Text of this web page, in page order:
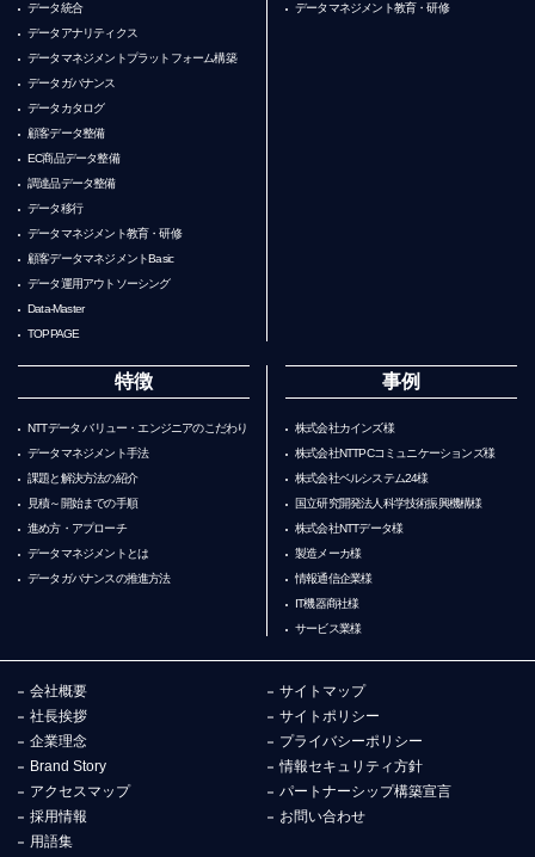
データ統合
データアナリティクス
データマネジメントプラットフォーム構築
データガバナンス
データカタログ
顧客データ整備
EC商品データ整備
調達品データ整備
データ移行
データマネジメント教育・研修
顧客データマネジメントBasic
データ運用アウトソーシング
Data-Master
TOPPAGE
データマネジメント教育・研修
特徴
NTTデータ バリュー・エンジニアのこだわり
データマネジメント手法
課題と解決方法の紹介
見積～開始までの手順
進め方・アプローチ
データマネジメントとは
データガバナンスの推進方法
事例
株式会社カインズ様
株式会社NTTPCコミュニケーションズ様
株式会社ベルシステム24様
国立研究開発法人科学技術振興機構様
株式会社NTTデータ様
製造メーカ様
情報通信企業様
IT機器商社様
サービス業様
会社概要
社長挨拶
企業理念
Brand Story
アクセスマップ
採用情報
サイトマップ
サイトポリシー
プライバシーポリシー
情報セキュリティ方針
パートナーシップ構築宣言
お問い合わせ
用語集